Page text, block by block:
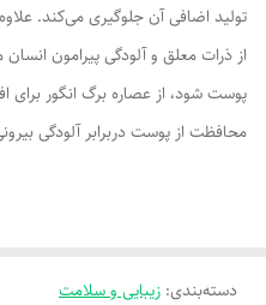
تولید اضافی آن جلوگیری می‌کند.
از ذرات معلق و آلودگی پیرامون
پوست شود، از عصاره برگ انگور
محافظت از پوست دربرابر آلودگی
دسته‌بندی: زیبایی و سلامت